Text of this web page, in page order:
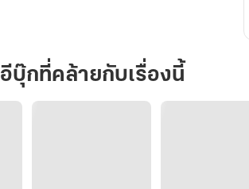
อีบุ๊กที่คล้ายกับเรื่องนี้